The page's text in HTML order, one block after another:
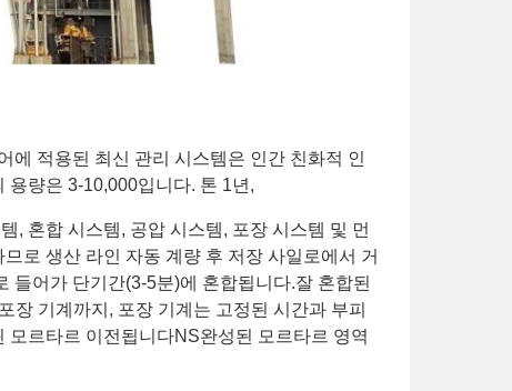
에 적용된 최신 관리 시스템은 인간 친화적 인
용량은 3-10,000입니다. 톤 1년,
, 혼합 시스템, 공압 시스템, 포장 시스템 및 먼
로 생산 라인 자동 계량 후 저장 사일로에서 거
들어가 단기간(3-5분)에 혼합됩니다.잘 혼합된
장 기계까지, 포장 기계는 고정된 시간과 부피
모르타르 이전됩니다NS완성된 모르타르 영역